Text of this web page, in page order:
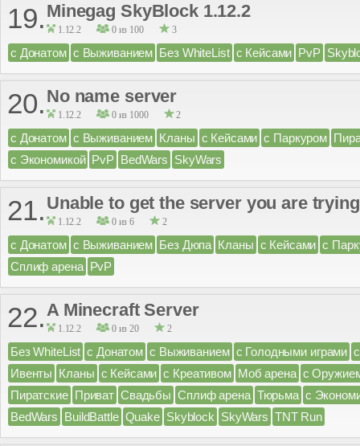
19. Minegag SkyBlock 1.12.2
1.12.2 0 из 100 3
с Донатом с Выживанием Без WhiteList с Кейсами PvP
20. No name server
1.12.2 0 из 1000 2
с Донатом с Выживанием Кланы с Кейсами с Паркуром
с Экономикой PvP BedWars SkyWars
21. Unable to get the server you are
1.12.2 0 из 6 2
с Донатом с Выживанием Без Дюпа Кланы с Кейсами с
Сплиф арена PvP
22.A Minecraft Server
1.12.2 0 из 20 2
Без WhiteList с Донатом с Выживанием с Голодными играми
Ивенты Кланы с Кейсами с Креативом Моб арена с
Пиратские Приват Свадьбы Сплиф арена Тюрьма с
BedWars BuildBattle Quake Skyblock SkyWars TNT Run